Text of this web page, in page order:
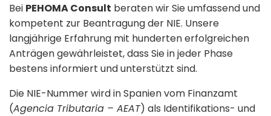
Bei PEHOMA Consult beraten wir Sie umfassend und
kompetent zur Beantragung der NIE. Unsere
langjährige Erfahrung mit hunderten erfolgreichen
Anträgen gewährleistet, dass Sie in jeder Phase
bestens informiert und unterstützt sind.
Die NIE-Nummer wird in Spanien vom Finanzamt
(Agencia Tributaria – AEAT) als Identifikations- und